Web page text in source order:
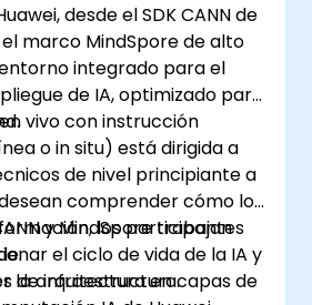
desde el SDK CANN de
marco MindSpore de alto
integrado para el
de IA, optimizado para
vivo con instrucción
o in situ) está dirigida a
de nivel principiante a
comprender cómo los
y MindSpore trabajan
el ciclo de vida de la IA y
de infraestructura.
los participantes
la arquitectura en capas de